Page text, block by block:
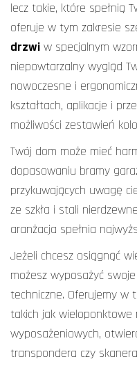
lecz takie, które spełnią
oferuje w tym zakresie
drzwi w specjalnym
niepowtarzalny wygląd
nowoczesne i
kształtach, aplikacje i
możliwości zestawień
Twój dom może mieć
dopasowaniu bramy
przykuwających uwagę
ze szkła i stali
aranżacja spełnia
Jeżeli chcesz osiągnąć
możesz wyposażyć
techniczne. Oferujemy w
takich jak
wyposażeniowych,
transpondera czy